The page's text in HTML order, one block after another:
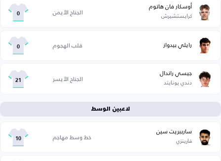
أوسكار فان هاتوم
كرايستشيرش الجناح الأيمن 0
رايلي بيدواز قلب الهجوم 0
جيسي راندال
دندي يونايتد الجناح الأيسر 21
لاعبين الوسط
سارببريت سين
فارينزي خط وسط مهاجم 10